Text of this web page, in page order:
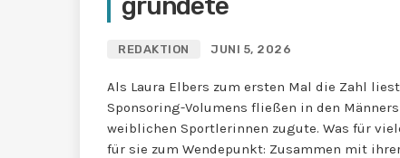
REDAKTION JUNI 5, 2026
Als Laura Elbers zum ersten Mal die Zahl
Sponsoring-Volumens fließen in den
weiblichen Sportlerinnen zugute. Was für
für sie zum Wendepunkt: Zusammen mit